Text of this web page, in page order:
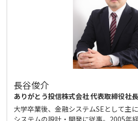
長谷俊介
ありがとう投信株式会社 代表取締役社長
大学卒業後、金融システムSEとして主